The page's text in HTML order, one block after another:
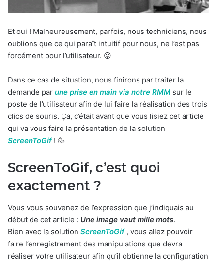
Et oui ! Malheureusement, parfois, nous techniciens, nous
oublions que ce qui paraît intuitif pour nous, ne l’est pas
forcément pour l’utilisateur. 😛
Dans ce cas de situation, nous finirons par traiter la
demande par une prise en main via notre RMM sur le
poste de l’utilisateur afin de lui faire la réalisation des trois
clics de souris. Ça, c’était avant que vous lisiez cet article
qui va vous faire la présentation de la solution
ScreenToGif! 🥳
ScreenToGif, c’est quoi
exactement ?
Vous vous souvenez de l’expression que j’indiquais au
début de cet article : Une image vaut mille mots.
Bien avec la solution ScreenToGif, vous allez pouvoir
faire l’enregistrement des manipulations que devra
réaliser votre utilisateur afin qu’il obtienne la configuration